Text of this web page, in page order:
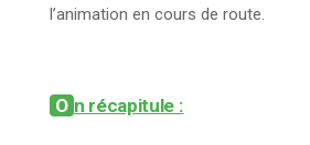
l’animation en cours de route.
On récapitule :